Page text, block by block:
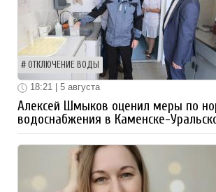
ОТКЛЮЧЕНИЕ ВОДЫ
18:21 | 5 августа
Алексей Шмыков оценил меры по
водоснабжения в Каменске-